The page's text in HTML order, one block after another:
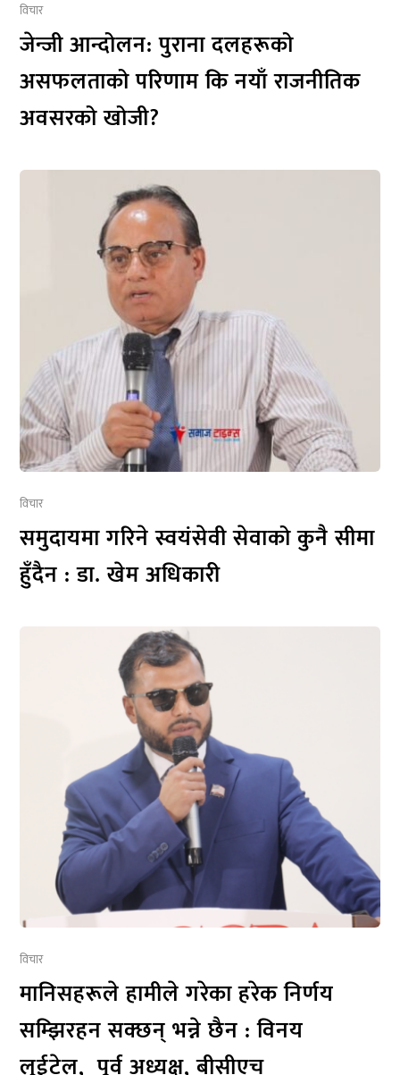
विचार
जेन्जी आन्दोलन: पुराना दलहरूको
असफलताको परिणाम कि नयाँ राजनीतिक
अवसरको खोजी?
विचार
समुदायमा गरिने स्वयंसेवी सेवाको कुनै सीमा
हुँदैन : डा. खेम अधिकारी
विचार
मानिसहरूले हामीले गरेका हरेक निर्णय
सम्झिरहन सक्छन् भन्ने छैन : विनय
लुईटेल, पूर्व अध्यक्ष, बीसीएच